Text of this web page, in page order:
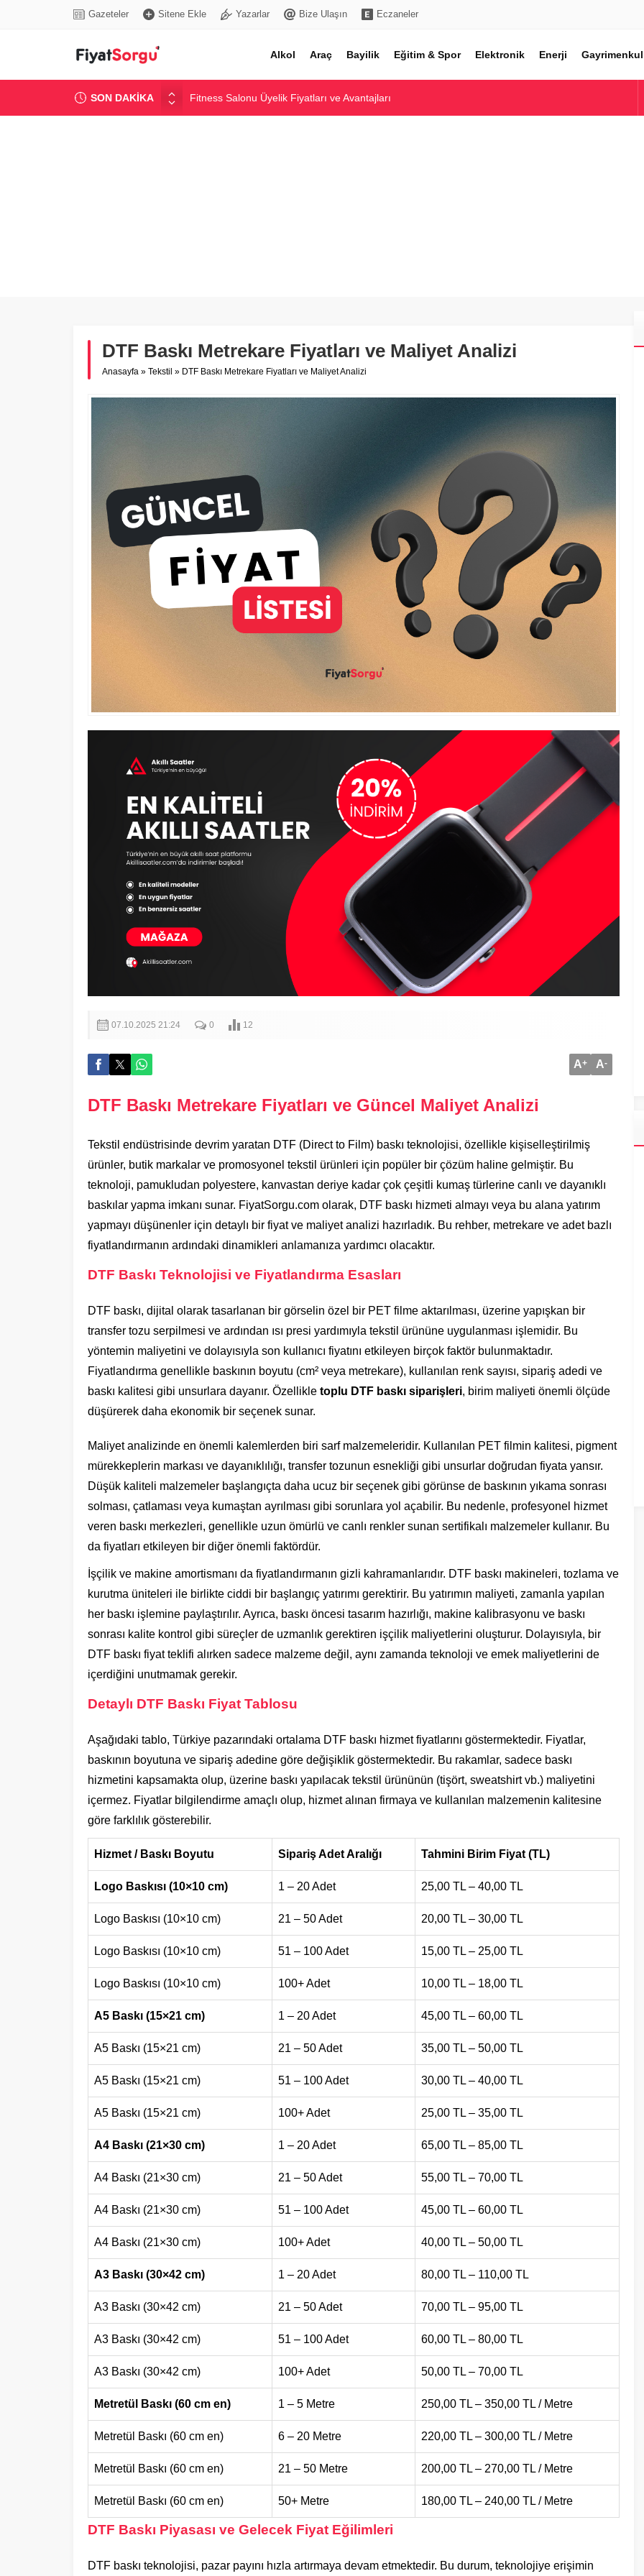
Gazeteler Sitene Ekle Yazarlar Bize Ulaşın Eczaneler
Alkol Araç Bayilik Eğitim & Spor Elektronik Enerji Gayrimenkul
SON DAKİKA
Fitness Salonu Üyelik Fiyatları ve Avantajları
Kablosuz Kulaklık Fiyatları ve En İyi Modeller
DTF Baskı Metrekare Fiyatları ve Maliyet Analizi
Anasayfa » Tekstil » DTF Baskı Metrekare Fiyatları ve Maliyet Analizi
07.10.2025 21:24 0 12
A+ A-
DTF Baskı Metrekare Fiyatları ve Güncel Maliyet Analizi
Tekstil endüstrisinde devrim yaratan DTF (Direct to Film) baskı teknolojisi, özellikle kişiselleştirilmiş
ürünler, butik markalar ve promosyonel tekstil ürünleri için popüler bir çözüm haline gelmiştir. Bu
teknoloji, pamukludan polyestere, kanvastan deriye kadar çok çeşitli kumaş türlerine canlı ve dayanıklı
baskılar yapma imkanı sunar. FiyatSorgu.com olarak, DTF baskı hizmeti almayı veya bu alana yatırım
yapmayı düşünenler için detaylı bir fiyat ve maliyet analizi hazırladık. Bu rehber, metrekare ve adet bazlı
fiyatlandırmanın ardındaki dinamikleri anlamanıza yardımcı olacaktır.
DTF Baskı Teknolojisi ve Fiyatlandırma Esasları
DTF baskı, dijital olarak tasarlanan bir görselin özel bir PET filme aktarılması, üzerine yapışkan bir
transfer tozu serpilmesi ve ardından ısı presi yardımıyla tekstil ürününe uygulanması işlemidir. Bu
yöntemin maliyetini ve dolayısıyla son kullanıcı fiyatını etkileyen birçok faktör bulunmaktadır.
Fiyatlandırma genellikle baskının boyutu (cm² veya metrekare), kullanılan renk sayısı, sipariş adedi ve
baskı kalitesi gibi unsurlara dayanır. Özellikle toplu DTF baskı siparişleri, birim maliyeti önemli ölçüde
düşürerek daha ekonomik bir seçenek sunar.
Maliyet analizinde en önemli kalemlerden biri sarf malzemeleridir. Kullanılan PET filmin kalitesi, pigment
mürekkeplerin markası ve dayanıklılığı, transfer tozunun esnekliği gibi unsurlar doğrudan fiyata yansır.
Düşük kaliteli malzemeler başlangıçta daha ucuz bir seçenek gibi görünse de baskının yıkama sonrası
solması, çatlaması veya kumaştan ayrılması gibi sorunlara yol açabilir. Bu nedenle, profesyonel hizmet
veren baskı merkezleri, genellikle uzun ömürlü ve canlı renkler sunan sertifikalı malzemeler kullanır. Bu
da fiyatları etkileyen bir diğer önemli faktördür.
İşçilik ve makine amortismanı da fiyatlandırmanın gizli kahramanlarıdır. DTF baskı makineleri, tozlama ve
kurutma üniteleri ile birlikte ciddi bir başlangıç yatırımı gerektirir. Bu yatırımın maliyeti, zamanla yapılan
her baskı işlemine paylaştırılır. Ayrıca, baskı öncesi tasarım hazırlığı, makine kalibrasyonu ve baskı
sonrası kalite kontrol gibi süreçler de uzmanlık gerektiren işçilik maliyetlerini oluşturur. Dolayısıyla, bir
DTF baskı fiyat teklifi alırken sadece malzeme değil, aynı zamanda teknoloji ve emek maliyetlerini de
içerdiğini unutmamak gerekir.
Detaylı DTF Baskı Fiyat Tablosu
Aşağıdaki tablo, Türkiye pazarındaki ortalama DTF baskı hizmet fiyatlarını göstermektedir. Fiyatlar,
baskının boyutuna ve sipariş adedine göre değişiklik göstermektedir. Bu rakamlar, sadece baskı
hizmetini kapsamakta olup, üzerine baskı yapılacak tekstil ürününün (tişört, sweatshirt vb.) maliyetini
içermez. Fiyatlar bilgilendirme amaçlı olup, hizmet alınan firmaya ve kullanılan malzemenin kalitesine
göre farklılık gösterebilir.
Hizmet / Baskı Boyutu Sipariş Adet Aralığı Tahmini Birim Fiyat (TL)
Logo Baskısı (10×10 cm) 1 – 20 Adet 25,00 TL – 40,00 TL
Logo Baskısı (10×10 cm) 21 – 50 Adet 20,00 TL – 30,00 TL
Logo Baskısı (10×10 cm) 51 – 100 Adet 15,00 TL – 25,00 TL
Logo Baskısı (10×10 cm) 100+ Adet 10,00 TL – 18,00 TL
A5 Baskı (15×21 cm) 1 – 20 Adet 45,00 TL – 60,00 TL
A5 Baskı (15×21 cm) 21 – 50 Adet 35,00 TL – 50,00 TL
A5 Baskı (15×21 cm) 51 – 100 Adet 30,00 TL – 40,00 TL
A5 Baskı (15×21 cm) 100+ Adet 25,00 TL – 35,00 TL
A4 Baskı (21×30 cm) 1 – 20 Adet 65,00 TL – 85,00 TL
A4 Baskı (21×30 cm) 21 – 50 Adet 55,00 TL – 70,00 TL
A4 Baskı (21×30 cm) 51 – 100 Adet 45,00 TL – 60,00 TL
A4 Baskı (21×30 cm) 100+ Adet 40,00 TL – 50,00 TL
A3 Baskı (30×42 cm) 1 – 20 Adet 80,00 TL – 110,00 TL
A3 Baskı (30×42 cm) 21 – 50 Adet 70,00 TL – 95,00 TL
A3 Baskı (30×42 cm) 51 – 100 Adet 60,00 TL – 80,00 TL
A3 Baskı (30×42 cm) 100+ Adet 50,00 TL – 70,00 TL
Metretül Baskı (60 cm en) 1 – 5 Metre 250,00 TL – 350,00 TL / Metre
Metretül Baskı (60 cm en) 6 – 20 Metre 220,00 TL – 300,00 TL / Metre
Metretül Baskı (60 cm en) 21 – 50 Metre 200,00 TL – 270,00 TL / Metre
Metretül Baskı (60 cm en) 50+ Metre 180,00 TL – 240,00 TL / Metre
DTF Baskı Piyasası ve Gelecek Fiyat Eğilimleri
DTF baskı teknolojisi, pazar payını hızla artırmaya devam etmektedir. Bu durum, teknolojiye erişimin